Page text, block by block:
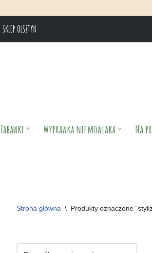
SKLEP OLSZTYN
Zabawki Wyprawka niemowlaka Na
Strona główna \ Produkty oznaczone